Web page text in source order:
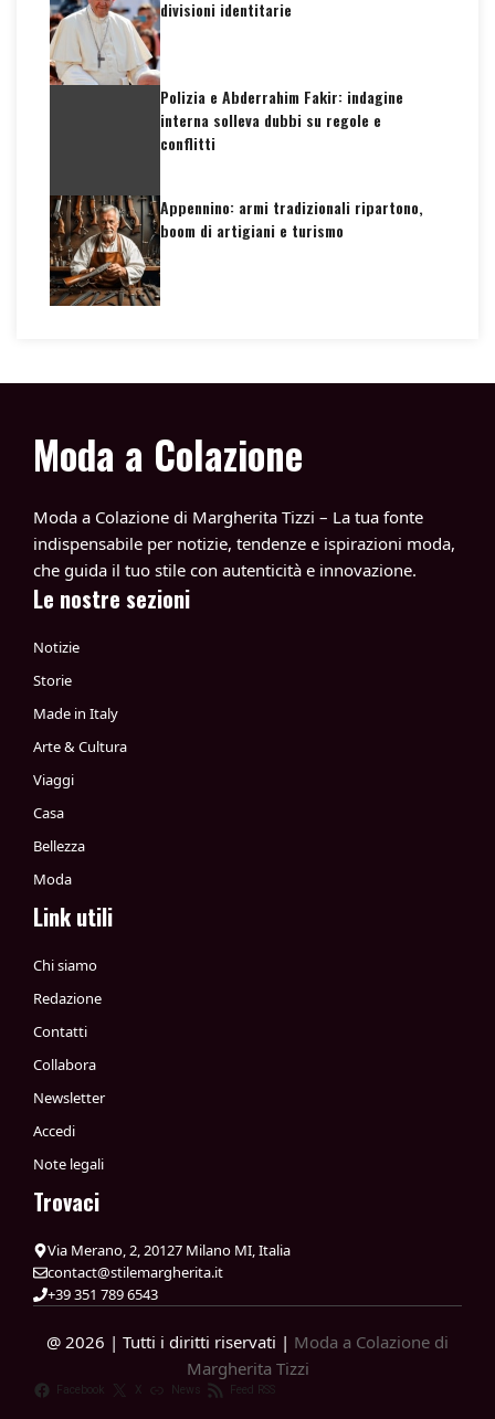
divisioni identitarie
Polizia e Abderrahim Fakir: indagine
interna solleva dubbi su regole e
conflitti
Appennino: armi tradizionali ripartono,
boom di artigiani e turismo
Moda a Colazione
Moda a Colazione di Margherita Tizzi – La tua fonte
indispensabile per notizie, tendenze e ispirazioni moda,
che guida il tuo stile con autenticità e innovazione.
Le nostre sezioni
Notizie
Storie
Made in Italy
Arte & Cultura
Viaggi
Casa
Bellezza
Moda
Link utili
Chi siamo
Redazione
Contatti
Collabora
Newsletter
Accedi
Note legali
Trovaci
Via Merano, 2, 20127 Milano MI, Italia
contact@stilemargherita.it
+39 351 789 6543
@ 2026 | Tutti i diritti riservati | Moda a Colazione di
Margherita Tizzi
Facebook X News Feed RSS